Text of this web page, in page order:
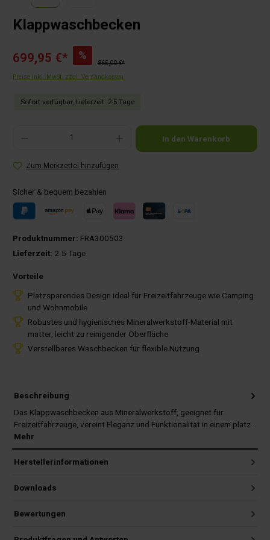
Klappwaschbecken
699,95 €* %
865,00 €*
Preise inkl. MwSt. zzgl. Versandkosten
Sofort verfügbar, Lieferzeit: 2-5 Tage
Produkt Anzahl: Gib den gewünschten Wert ein oder benutze die Schaltflächen um die
In den Warenkorb
Zum Merkzettel hinzufügen
Sicher & bequem bezahlen
Produktnummer: FRA300503
Lieferzeit: 2-5 Tage
Vorteile
Platzsparendes Design ideal für Freizeitfahrzeuge wie Camping
und Wohnmobile
Robustes und hygienisches Mineralwerkstoff-Material mit
matter, leicht zu reinigender Oberfläche
Verstellbares Waschbecken für flexible Nutzung
Beschreibung
Das Klappwaschbecken aus Mineralwerkstoff, geeignet für
Freizeitfahrzeuge, vereint Eleganz und Funktionalität in einem platz…
Mehr
Herstellerinformationen
Downloads
Bewertungen